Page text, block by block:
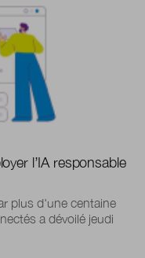
l’IA responsable
plus d'une centaine
a dévoilé jeudi